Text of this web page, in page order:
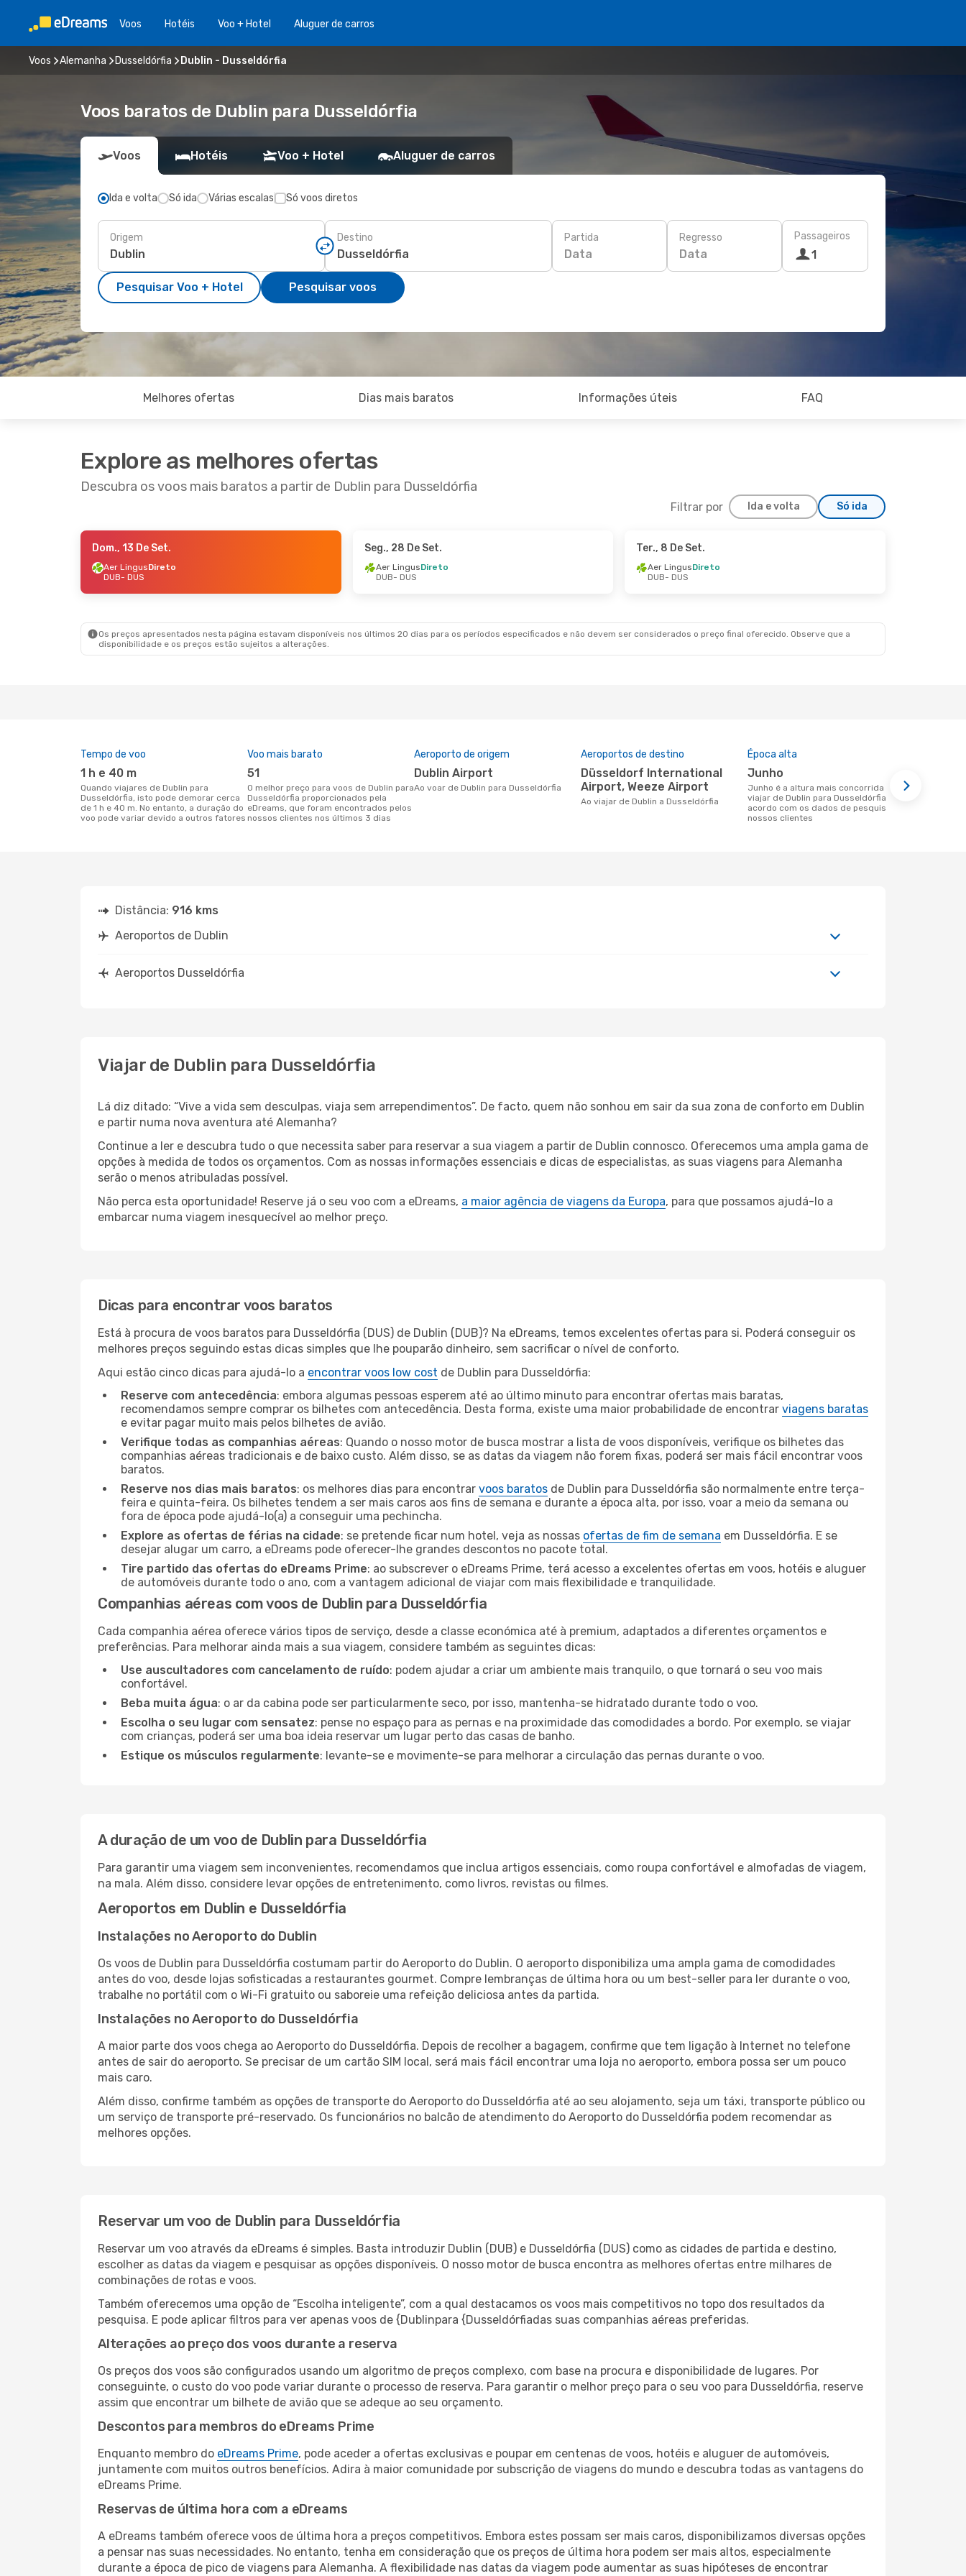
Voos Hotéis Voo + Hotel Aluguer de carros
Voos Alemanha Dusseldórfia Dublin - Dusseldórfia
Voos baratos de Dublin para Dusseldórfia
Voos Hotéis Voo + Hotel Aluguer de carros
Ida e volta Só ida Várias escalas Só voos diretos
Origem Destino Partida
Data
Regresso
Data
Passageiros
1
Pesquisar Voo + Hotel Pesquisar voos
Melhores ofertas Dias mais baratos Informações úteis FAQ
Explore as melhores ofertas
Descubra os voos mais baratos a partir de Dublin para Dusseldórfia
Filtrar por Ida e volta Só ida
- Ter., 25 De Ago.
Dom., 13 De Set.
Aer LingusDireto
DUB- DUS
Seg., 28 De Set.
Aer LingusDireto
DUB- DUS
Ter., 8 De Set.
Aer LingusDireto
DUB- DUS
Os preços apresentados nesta página estavam disponíveis nos últimos 20 dias para os períodos especificados e não devem ser considerados o preço final oferecido. Observe que a
disponibilidade e os preços estão sujeitos a alterações.
Tempo de voo
1 h e 40 m
Quando viajares de Dublin para
Dusseldórfia, isto pode demorar cerca
de 1 h e 40 m. No entanto, a duração do
voo pode variar devido a outros fatores
Voo mais barato
51
O melhor preço para voos de Dublin para
Dusseldórfia proporcionados pela
eDreams, que foram encontrados pelos
nossos clientes nos últimos 3 dias
Aeroporto de origem
Dublin Airport
Ao voar de Dublin para Dusseldórfia
Aeroportos de destino
Düsseldorf International
Airport, Weeze Airport
Ao viajar de Dublin a Dusseldórfia
Época alta
junho
junho é a altura mais concorrida para
viajar de Dublin para Dusseldórfia de
acordo com os dados de pesquisa dos
nossos clientes
Distância: 916 kms
Aeroportos de Dublin
Aeroportos Dusseldórfia
Viajar de Dublin para Dusseldórfia
Lá diz ditado: “Vive a vida sem desculpas, viaja sem arrependimentos”. De facto, quem não sonhou em sair da sua zona de conforto em Dublin
e partir numa nova aventura até Alemanha?
Continue a ler e descubra tudo o que necessita saber para reservar a sua viagem a partir de Dublin connosco. Oferecemos uma ampla gama de
opções à medida de todos os orçamentos. Com as nossas informações essenciais e dicas de especialistas, as suas viagens para Alemanha
serão o menos atribuladas possível.
Não perca esta oportunidade! Reserve já o seu voo com a eDreams, a maior agência de viagens da Europa, para que possamos ajudá-lo a
embarcar numa viagem inesquecível ao melhor preço.
Dicas para encontrar voos baratos
Está à procura de voos baratos para Dusseldórfia (DUS) de Dublin (DUB)? Na eDreams, temos excelentes ofertas para si. Poderá conseguir os
melhores preços seguindo estas dicas simples que lhe pouparão dinheiro, sem sacrificar o nível de conforto.
Aqui estão cinco dicas para ajudá-lo a encontrar voos low cost de Dublin para Dusseldórfia:
Reserve com antecedência: embora algumas pessoas esperem até ao último minuto para encontrar ofertas mais baratas,
recomendamos sempre comprar os bilhetes com antecedência. Desta forma, existe uma maior probabilidade de encontrar viagens baratas
e evitar pagar muito mais pelos bilhetes de avião.
Verifique todas as companhias aéreas: Quando o nosso motor de busca mostrar a lista de voos disponíveis, verifique os bilhetes das
companhias aéreas tradicionais e de baixo custo. Além disso, se as datas da viagem não forem fixas, poderá ser mais fácil encontrar voos
baratos.
Reserve nos dias mais baratos: os melhores dias para encontrar voos baratos de Dublin para Dusseldórfia são normalmente entre terça-
feira e quinta-feira. Os bilhetes tendem a ser mais caros aos fins de semana e durante a época alta, por isso, voar a meio da semana ou
fora de época pode ajudá-lo(a) a conseguir uma pechincha.
Explore as ofertas de férias na cidade: se pretende ficar num hotel, veja as nossas ofertas de fim de semana em Dusseldórfia. E se
desejar alugar um carro, a eDreams pode oferecer-lhe grandes descontos no pacote total.
Tire partido das ofertas do eDreams Prime: ao subscrever o eDreams Prime, terá acesso a excelentes ofertas em voos, hotéis e aluguer
de automóveis durante todo o ano, com a vantagem adicional de viajar com mais flexibilidade e tranquilidade.
Companhias aéreas com voos de Dublin para Dusseldórfia
Cada companhia aérea oferece vários tipos de serviço, desde a classe económica até à premium, adaptados a diferentes orçamentos e
preferências. Para melhorar ainda mais a sua viagem, considere também as seguintes dicas:
Use auscultadores com cancelamento de ruído: podem ajudar a criar um ambiente mais tranquilo, o que tornará o seu voo mais
confortável.
Beba muita água: o ar da cabina pode ser particularmente seco, por isso, mantenha-se hidratado durante todo o voo.
Escolha o seu lugar com sensatez: pense no espaço para as pernas e na proximidade das comodidades a bordo. Por exemplo, se viajar
com crianças, poderá ser uma boa ideia reservar um lugar perto das casas de banho.
Estique os músculos regularmente: levante-se e movimente-se para melhorar a circulação das pernas durante o voo.
A duração de um voo de Dublin para Dusseldórfia
Para garantir uma viagem sem inconvenientes, recomendamos que inclua artigos essenciais, como roupa confortável e almofadas de viagem,
na mala. Além disso, considere levar opções de entretenimento, como livros, revistas ou filmes.
Aeroportos em Dublin e Dusseldórfia
Instalações no Aeroporto do Dublin
Os voos de Dublin para Dusseldórfia costumam partir do Aeroporto do Dublin. O aeroporto disponibiliza uma ampla gama de comodidades
antes do voo, desde lojas sofisticadas a restaurantes gourmet. Compre lembranças de última hora ou um best-seller para ler durante o voo,
trabalhe no portátil com o Wi-Fi gratuito ou saboreie uma refeição deliciosa antes da partida.
Instalações no Aeroporto do Dusseldórfia
A maior parte dos voos chega ao Aeroporto do Dusseldórfia. Depois de recolher a bagagem, confirme que tem ligação à Internet no telefone
antes de sair do aeroporto. Se precisar de um cartão SIM local, será mais fácil encontrar uma loja no aeroporto, embora possa ser um pouco
mais caro.
Além disso, confirme também as opções de transporte do Aeroporto do Dusseldórfia até ao seu alojamento, seja um táxi, transporte público ou
um serviço de transporte pré-reservado. Os funcionários no balcão de atendimento do Aeroporto do Dusseldórfia podem recomendar as
melhores opções.
Reservar um voo de Dublin para Dusseldórfia
Reservar um voo através da eDreams é simples. Basta introduzir Dublin (DUB) e Dusseldórfia (DUS) como as cidades de partida e destino,
escolher as datas da viagem e pesquisar as opções disponíveis. O nosso motor de busca encontra as melhores ofertas entre milhares de
combinações de rotas e voos.
Também oferecemos uma opção de “Escolha inteligente”, com a qual destacamos os voos mais competitivos no topo dos resultados da
pesquisa. E pode aplicar filtros para ver apenas voos de {Dublinpara {Dusseldórfiadas suas companhias aéreas preferidas.
Alterações ao preço dos voos durante a reserva
Os preços dos voos são configurados usando um algoritmo de preços complexo, com base na procura e disponibilidade de lugares. Por
conseguinte, o custo do voo pode variar durante o processo de reserva. Para garantir o melhor preço para o seu voo para Dusseldórfia, reserve
assim que encontrar um bilhete de avião que se adeque ao seu orçamento.
Descontos para membros do eDreams Prime
Enquanto membro do eDreams Prime, pode aceder a ofertas exclusivas e poupar em centenas de voos, hotéis e aluguer de automóveis,
juntamente com muitos outros benefícios. Adira à maior comunidade por subscrição de viagens do mundo e descubra todas as vantagens do
eDreams Prime.
Reservas de última hora com a eDreams
A eDreams também oferece voos de última hora a preços competitivos. Embora estes possam ser mais caros, disponibilizamos diversas opções
a pensar nas suas necessidades. No entanto, tenha em consideração que os preços de última hora podem ser mais altos, especialmente
durante a época de pico de viagens para Alemanha. A flexibilidade nas datas da viagem pode aumentar as suas hipóteses de encontrar